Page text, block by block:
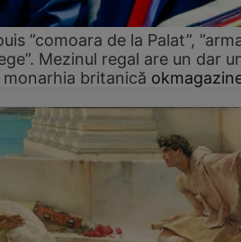
”comoara de la Palat”,
Mezinul regal are un dar
britanică